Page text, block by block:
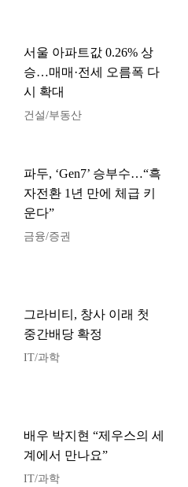
서울 아파트값 0.26% 상
승…매매·전세 오름폭 다
시 확대
건설/부동산
파두, ‘Gen7’ 승부수…“흑
자전환 1년 만에 체급 키
운다”
금융/증권
그라비티, 창사 이래 첫
중간배당 확정
IT/과학
배우 박지현 “제우스의 세
계에서 만나요”
IT/과학